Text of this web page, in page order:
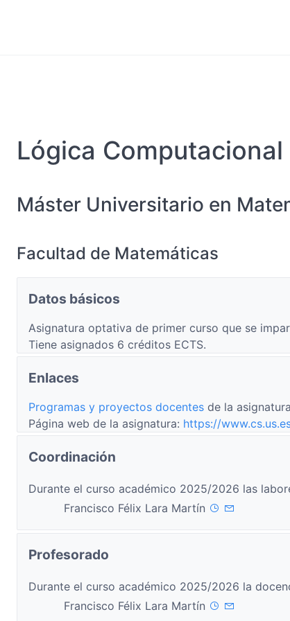
Lógica
Máster Universitario en
Facultad de Matemáticas
Datos básicos
Asignatura optativa de primer curso que se
Tiene asignados 6 créditos ECTS.
Enlaces
Programas y proyectos docentes de la
Página web de la asignatura: https://
Coordinación
Durante el curso académico 2025/2026 las
Francisco Félix Lara Martín
Profesorado
Durante el curso académico 2025/2026 la
Francisco Félix Lara Martín